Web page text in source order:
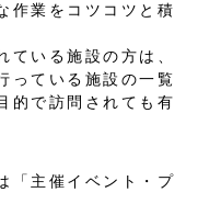
作業をコツコツと積
ている施設の方は、
っている施設の一覧
的で訪問されても有
「主催イベント・プ